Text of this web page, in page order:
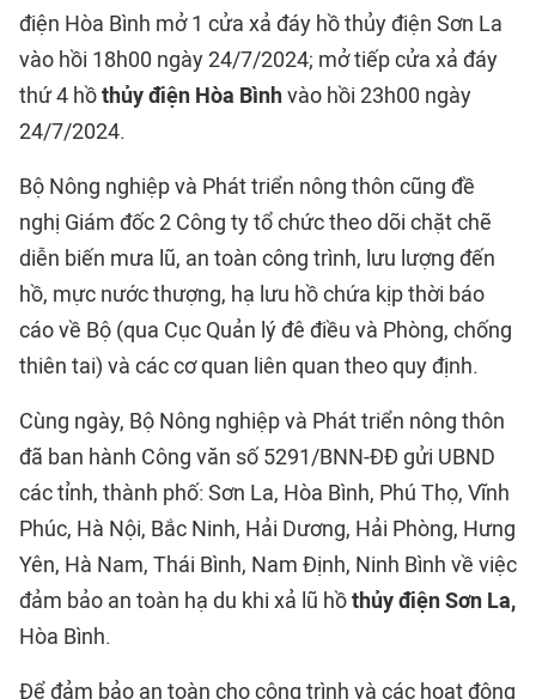
điện Hòa Bình mở 1 cửa xả đáy hồ thủy điện Sơn La
vào hồi 18h00 ngày 24/7/2024; mở tiếp cửa xả đáy
thứ 4 hồthủy điện Hòa Bìnhvào hồi 23h00 ngày
24/7/2024.
Bộ Nông nghiệp và Phát triển nông thôn cũng đề
nghị Giám đốc 2 Công ty tổ chức theo dõi chặt chẽ
diễn biến mưa lũ, an toàn công trình, lưu lượng đến
hồ, mực nước thượng, hạ lưu hồ chứa kịp thời báo
cáo về Bộ (qua Cục Quản lý đê điều và Phòng, chống
thiên tai) và các cơ quan liên quan theo quy định.
Cùng ngày, Bộ Nông nghiệp và Phát triển nông thôn
đã ban hành Công văn số 5291/BNN-ĐĐ gửi UBND
các tỉnh, thành phố: Sơn La, Hòa Bình, Phú Thọ, Vĩnh
Phúc, Hà Nội, Bắc Ninh, Hải Dương, Hải Phòng, Hưng
Yên, Hà Nam, Thái Bình, Nam Định, Ninh Bình về việc
đảm bảo an toàn hạ du khi xả lũ hồthủy điện Sơn La,
Hòa Bình.
Để đảm bảo an toàn cho công trình và các hoạt động